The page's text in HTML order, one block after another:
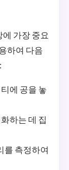
가장 중요
하여 다음
에 공을 놓
하는 데 집
를 측정하여